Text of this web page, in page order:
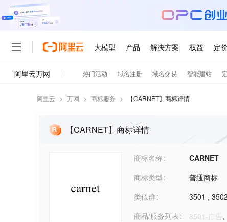
阿里云 > 万网 > 商标服务 > 【CARNET】商标详情
【CARNET】商标详情
商标名称 CARNET
商标类型
普通商标
类似群
3501 , 3502
商品/服务列表
3501-广告,